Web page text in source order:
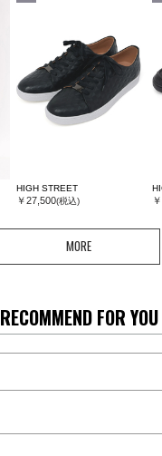
HIGH STREET
￥27,500(税込)
MORE
RECOMMEND FOR YOU